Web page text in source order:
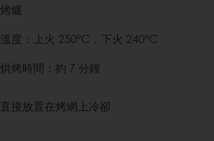
烤爐
溫度：上火 250°C，下火 240°C
烘烤時間：約 7 分鐘
直接放置在烤網上冷卻